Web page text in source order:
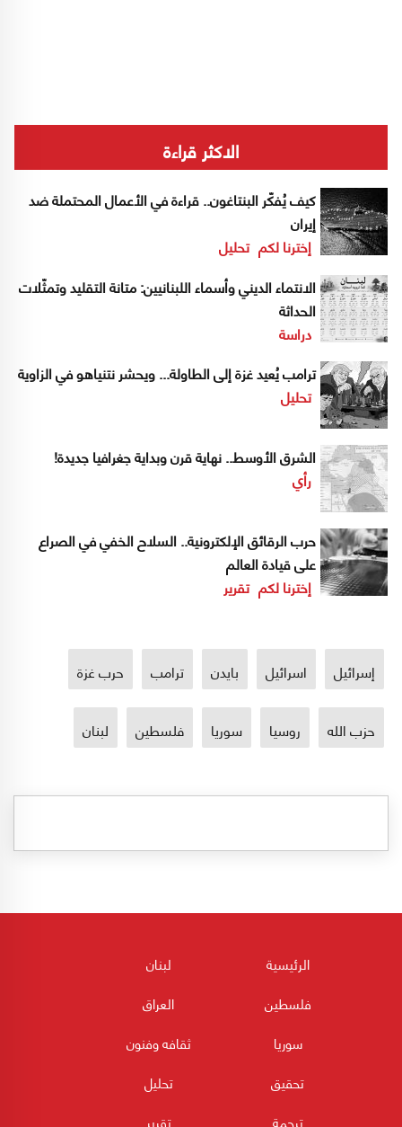
الاكثر قراءة
كيف يُفكّر البنتاغون.. قراءة في الأعمال المحتملة ضد
إيران
إخترنا لكم تحليل
الانتماء الديني وأسماء اللبنانيين: متانة التقليد وتمثّلات
الحداثة
دراسة
ترامب يُعيد غزة إلى الطاولة... ويحشر نتنياهو في الزاوية
تحليل
الشرق الأوسط.. نهاية قرن وبداية جغرافيا جديدة!
رأي
حرب الرقائق الإلكترونية.. السلاح الخفي في الصراع
على قيادة العالم
إخترنا لكم تقرير
إسرائيل اسرائيل بايدن ترامب حرب غزة
حزب الله روسيا سوريا فلسطين لبنان
الرئيسية
لبنان
فلسطين
العراق
سوريا
ثقافه وفنون
تحقيق
تحليل
ترجمة
تقرير